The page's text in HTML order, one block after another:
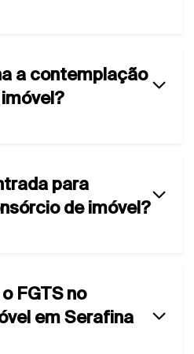
a contemplação
para
de imóvel?
FGTS no
em Serafina